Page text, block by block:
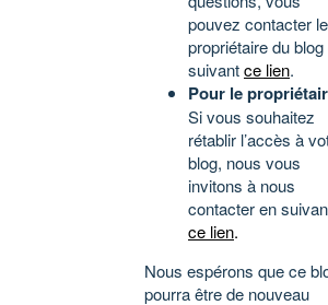
pouvez contacter le
propriétaire du blog
suivantce lien.
Pour le
Si vous souhaitez
rétablir l’accès à
blog, nous vous
invitons à nous
contacter en
ce lien.
Nous espérons que ce
pourra être de nouveau